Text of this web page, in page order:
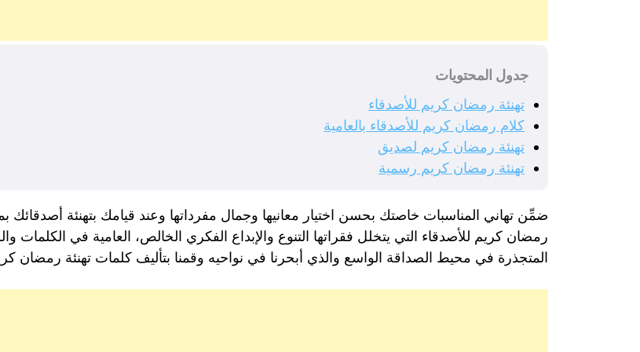
جدول المحتويات
تهنئة رمضان كريم للأصدقاء
كلام رمضان كريم للأصدقاء بالعامية
تهنئة رمضان كريم لصديق
تهنئة رمضان كريم رسمية
ضمِّن تهاني المناسبات خاصتك بحسن اختيار معانيها وجمال مفرداتها وعند قيامك بتهنئة
رمضان كريم للأصدقاء التي يتخلل فقراتها التنوع والإبداع الفكري الخالص، العامية في الكلمات
المتجذرة في محيط الصداقة الواسع والذي أبحرنا في نواحيه وقمنا بتأليف كلمات تهنئة رمضان